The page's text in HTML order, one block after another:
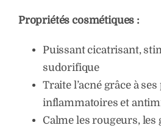
Propriétés cosmétiques :
Puissant cicatrisant,
sudorifique
Traite l’acné grâce à
inflammatoires et
Calme les rougeurs,